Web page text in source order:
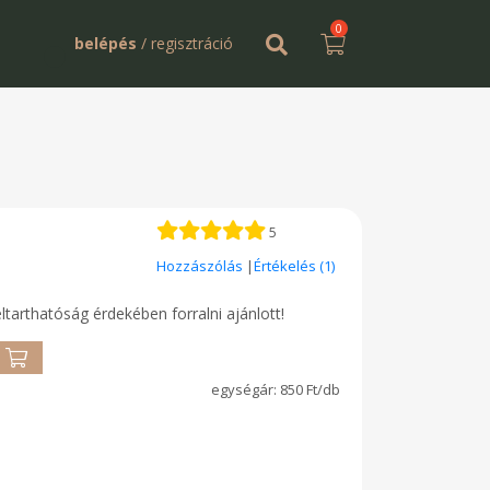
belépés / regisztráció
0
5
Hozzászólás |Értékelés (1)
érdekében forralni ajánlott!
850 Ft/db